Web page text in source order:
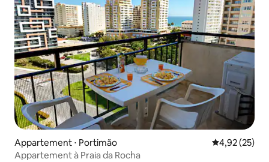
Appartement ⋅ Portimão Évaluation
4,92 (25)
Appartement à Praia da Rocha